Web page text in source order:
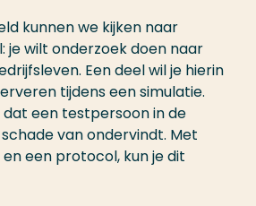
kunnen we kijken naar
je wilt onderzoek doen naar
Een deel wil je hierin
tijdens een simulatie.
dat een testpersoon in de
van ondervindt. Met
een protocol, kun je dit